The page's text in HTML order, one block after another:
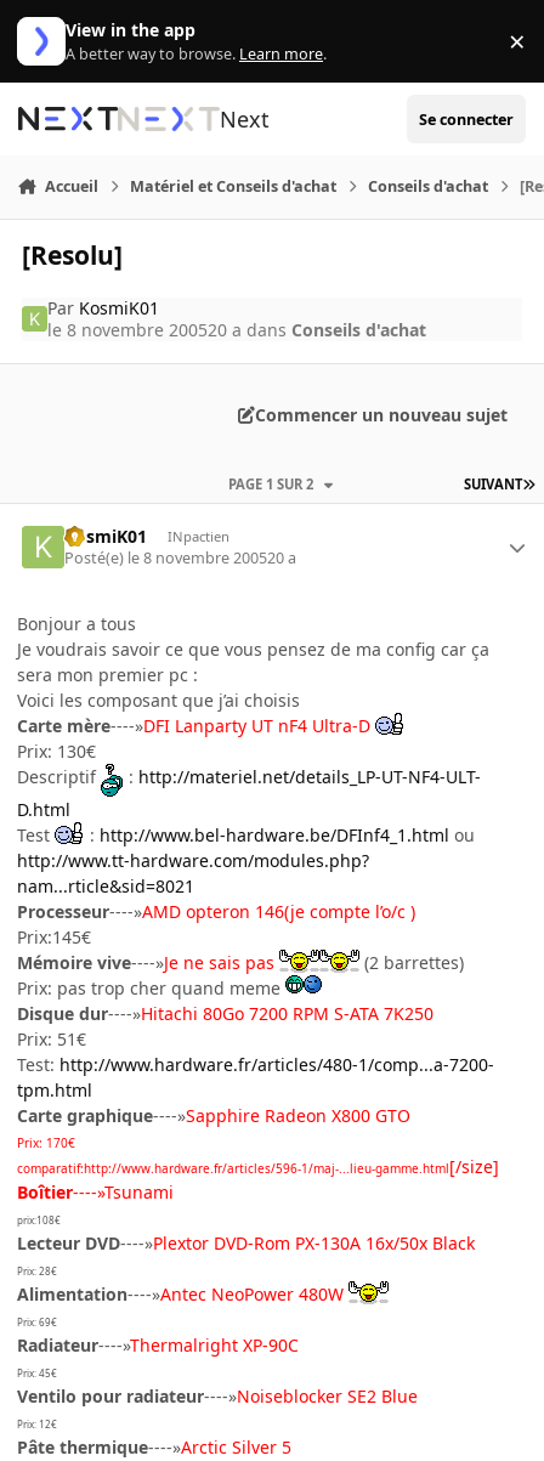
Aller au contenu
View in the app
A better way to browse. Learn more. ×
Next Se connecter
Accueil Matériel et Conseils d'achat Conseils d'achat
[Resolu]
Par KosmiK01
le 8 novembre 200520 a dans Conseils d'achat
Commencer un nouveau sujet
SUIVANT
PAGE 1 SUR 2
KosmiK01 INpactien
Posté(e) le 8 novembre 200520 a
Bonjour a tous
Je voudrais savoir ce que vous pensez de ma config car ça
sera mon premier pc :
Voici les composant que j’ai choisis
Carte mère----»DFI Lanparty UT nF4 Ultra-D
Prix: 130€
Descriptif
: http://materiel.net/details_LP-UT-NF4-ULT-
D.html
Test
: http://www.bel-hardware.be/DFInf4_1.html ou
http://www.tt-hardware.com/modules.php?
nam...rticle&sid=8021
Processeur----»AMD opteron 146(je compte l’o/c )
Prix:145€
Mémoire vive----»Je ne sais pas
(2 barrettes)
Prix: pas trop cher quand meme
Disque dur----»Hitachi 80Go 7200 RPM S-ATA 7K250
Prix: 51€
Test: http://www.hardware.fr/articles/480-1/comp...a-7200-
tpm.html
Carte graphique----»Sapphire Radeon X800 GTO
Prix: 170€
comparatif:http://www.hardware.fr/articles/596-1/maj-...lieu-gamme.html[/size]
Boîtier----»Tsunami
prix:108€
Lecteur DVD----»Plextor DVD-Rom PX-130A 16x/50x Black
Prix: 28€
Alimentation----»Antec NeoPower 480W
Prix: 69€
Radiateur----»Thermalright XP-90C
Prix: 45€
Ventilo pour radiateur----»Noiseblocker SE2 Blue
Prix: 12€
Pâte thermique----»Arctic Silver 5